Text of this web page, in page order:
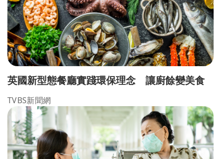
英國新型態餐廳實踐環保理念 讓廚餘變美食
TVBS新聞網